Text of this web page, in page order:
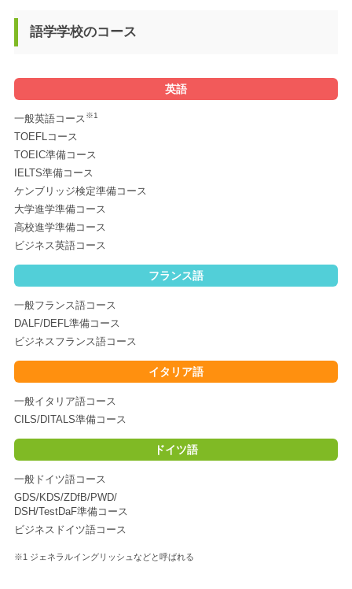
語学学校のコース
英語
一般英語コース※1
TOEFLコース
TOEIC準備コース
IELTS準備コース
ケンブリッジ検定準備コース
大学進学準備コース
高校進学準備コース
ビジネス英語コース
フランス語
一般フランス語コース
DALF/DEFL準備コース
ビジネスフランス語コース
イタリア語
一般イタリア語コース
CILS/DITALS準備コース
ドイツ語
一般ドイツ語コース
GDS/KDS/ZDfB/PWD/
DSH/TestDaF準備コース
ビジネスドイツ語コース
※1 ジェネラルイングリッシュなどと呼ばれる